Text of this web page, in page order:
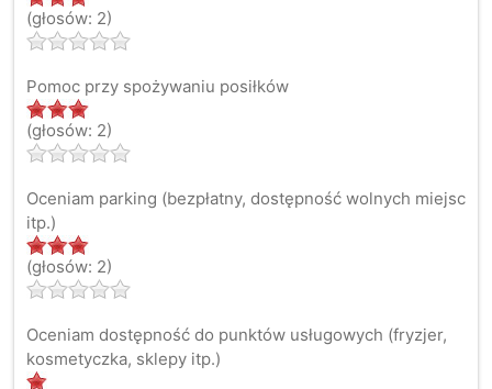
(głosów: 2)
Pomoc przy spożywaniu posiłków
(głosów: 2)
Oceniam parking (bezpłatny, dostępność wolnych miejsc
itp.)
(głosów: 2)
Oceniam dostępność do punktów usługowych (fryzjer,
kosmetyczka, sklepy itp.)